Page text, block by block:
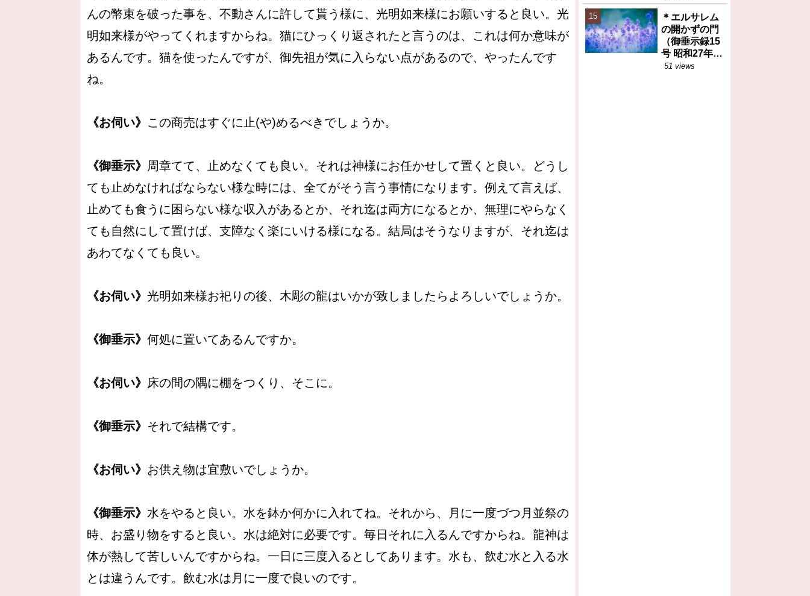
んの幣束を破った事を、不動さんに許して貰う様に、光明如来様にお願いすると良い。光
明如来様がやってくれますからね。猫にひっくり返されたと言うのは、これは何か意味が
あるんです。猫を使ったんですが、御先祖が気に入らない点があるので、やったんです
ね。
《お伺い》 この商売はすぐに止(や)めるべきでしょうか。
《御垂示》 周章てて、止めなくても良い。それは神様にお任かせして置くと良い。どうし
ても止めなければならない様な時には、全てがそう言う事情になります。例えて言えば、
止めても食うに困らない様な収入があるとか、それ迄は両方になるとか、無理にやらなく
ても自然にして置けば、支障なく楽にいける様になる。結局はそうなりますが、それ迄は
あわてなくても良い。
《お伺い》 光明如来様お祀りの後、木彫の龍はいかが致しましたらよろしいでしょうか。
《御垂示》 何処に置いてあるんですか。
《お伺い》 床の間の隅に棚をつくり、そこに。
《御垂示》 それで結構です。
《お伺い》 お供え物は宜敷いでしょうか。
《御垂示》 水をやると良い。水を鉢か何かに入れてね。それから、月に一度づつ月並祭の
時、お盛り物をすると良い。水は絶対に必要です。毎日それに入るんですからね。龍神は
体が熱して苦しいんですからね。一日に三度入るとしてあります。水も、飲む水と入る水
とは違うんです。飲む水は月に一度で良いのです。
＊エルサレム
の開かずの門
（御垂示録15
号 昭和27年11
月1日②）再
51 views